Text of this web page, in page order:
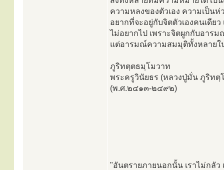
ความหลงของตัวเอง ความเป็น
อยากที่จะอยู่กับจิตตัวเองคนเดีย
ไม่อยากไป เพราะจิตผูกกับอารม
แต่อารมณ์ความสมมุติทั้งหลายใน
ภูริทตฺตธมฺโมวาท
พระครูวินัยธร (หลวงปู่มั่น ภูริทตฺ
(พ.ศ.๒๔๑๓-๒๔๙๒)
"อันตรายภายนอกนั้น เราไม่กลัว